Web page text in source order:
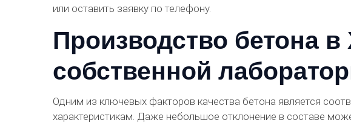
или оставить заявку по телефону.
Производство бетона в
собственной
Одним из ключевых факторов качества бетона является
характеристикам. Даже небольшое отклонение в составе